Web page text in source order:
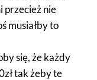
przecież nie
musiałby to
się, że każdy
tak żeby te